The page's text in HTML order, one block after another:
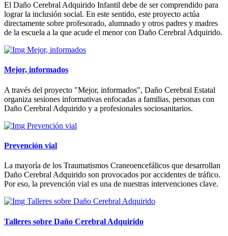
El Daño Cerebral Adquirido Infantil debe de ser comprendido para
lograr la inclusión social. En este sentido, este proyecto actúa
directamente sobre profesorado, alumnado y otros padres y madres
de la escuela a la que acude el menor con Daño Cerebral Adquirido.
Mejor, informados
A través del proyecto "Mejor, informados", Daño Cerebral Estatal
organiza sesiones informativas enfocadas a familias, personas con
Daño Cerebral Adquirido y a profesionales sociosanitarios.
Prevención vial
La mayoría de los Traumatismos Craneoencefálicos que desarrollan
Daño Cerebral Adquirido son provocados por accidentes de tráfico.
Por eso, la prevención vial es una de nuestras intervenciones clave.
Talleres sobre Daño Cerebral Adquirido